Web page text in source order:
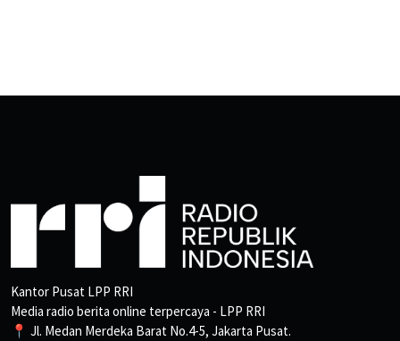
Kantor Pusat LPP RRI
Media radio berita online terpercaya - LPP RRI
📍 Jl. Medan Merdeka Barat No.4-5, Jakarta Pusat.